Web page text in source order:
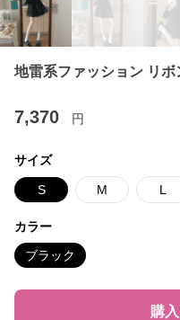
地雷系ファッション リ
7,370 円
サイズ
S M L
カラー
ブラック
購